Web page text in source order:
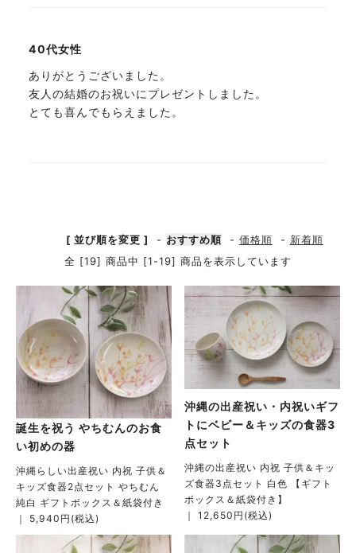
40代女性
ありがとうございました。
友人の結婚のお祝いにプレゼントしました。
とても喜んでもらえました。
[ 並び順を変更 ] - おすすめ順 - 価格順 - 新着順
全 [19] 商品中 [1-19] 商品を表示しています
誕生を祝う やちむんのお食
い初めの器
沖縄らしい出産祝い 内祝 子供＆
キッズ食器2点セット やちむん
純白 ギフトボックス＆紙袋付き
｜ 5,940円(税込)
沖縄の出産祝い・内祝いギフ
トにベビー＆キッズの食器3
点セット
沖縄の出産祝い 内祝 子供＆キッ
ズ食器3点セット 白色 【ギフト
ボックス＆紙袋付き】
｜ 12,650円(税込)